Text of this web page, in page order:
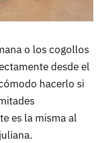
o los cogollos
desde el
hacerlo si
es la misma al